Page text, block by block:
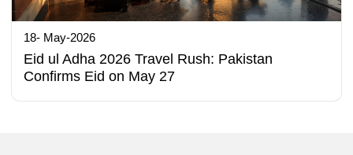
18- May-2026
Eid ul Adha 2026 Travel Rush: Pakistan
Confirms Eid on May 27